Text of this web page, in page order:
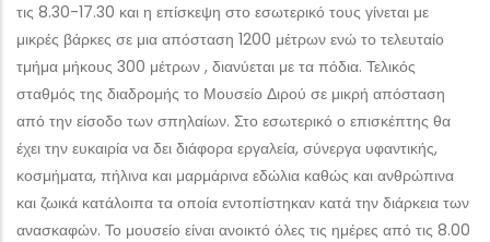
τις 8.30-17.30 και η επίσκεψη στο εσωτερικό τους γίνεται με
μικρές βάρκες σε μια απόσταση 1200 μέτρων ενώ το τελευταίο
τμήμα μήκους 300 μέτρων , διανύεται με τα πόδια. Τελικός
σταθμός της διαδρομής το Μουσείο Διρού σε μικρή απόσταση
από την είσοδο των σπηλαίων. Στο εσωτερικό ο επισκέπτης θα
έχει την ευκαιρία να δει διάφορα εργαλεία, σύνεργα υφαντικής,
κοσμήματα, πήλινα και μαρμάρινα εδώλια καθώς και ανθρώπινα
και ζωικά κατάλοιπα τα οποία εντοπίστηκαν κατά την διάρκεια των
ανασκαφών. Το μουσείο είναι ανοικτό όλες τις ημέρες από τις 8.00